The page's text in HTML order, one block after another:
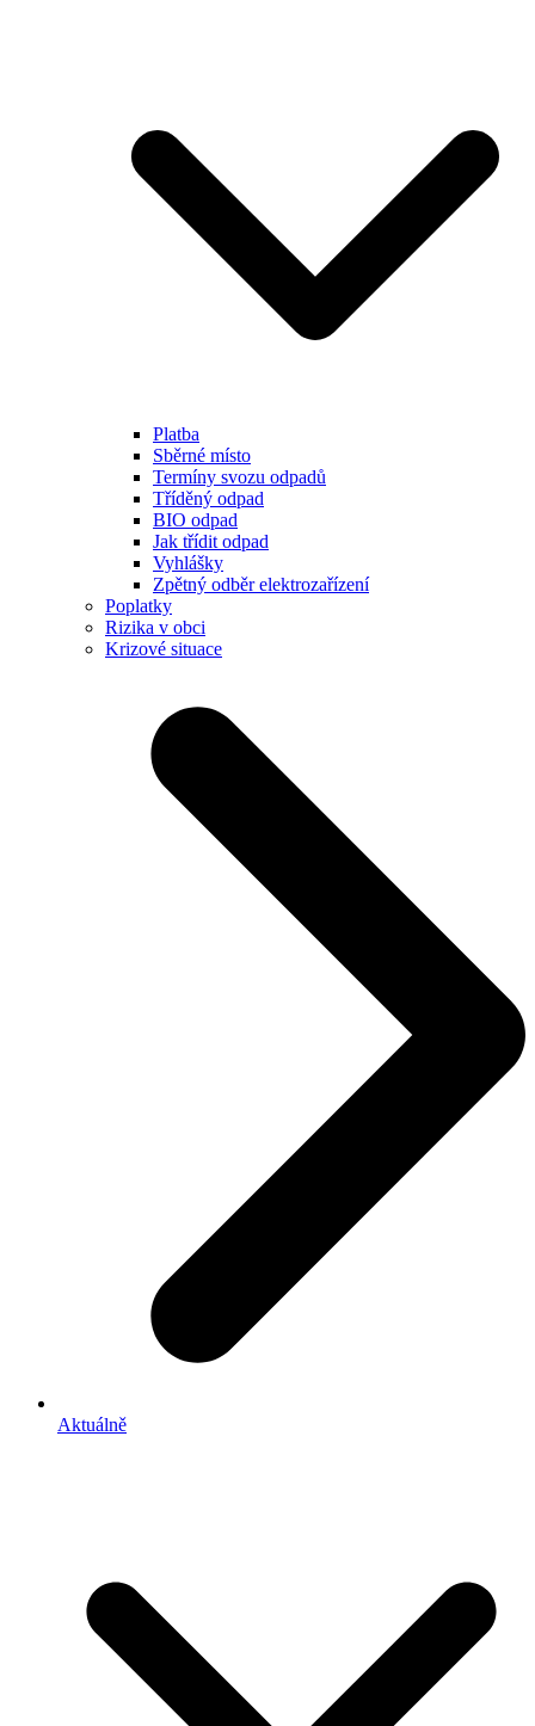
Platba
Sběrné místo
Termíny svozu odpadů
Tříděný odpad
BIO odpad
Jak třídit odpad
Vyhlášky
Zpětný odběr elektrozařízení
Poplatky
Rizika v obci
Krizové situace
Aktuálně